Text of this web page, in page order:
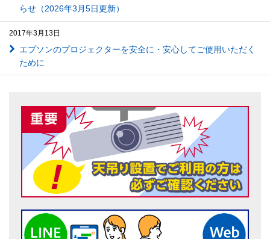
らせ（2026年3月5日更新）
2017年3月13日
エプソンのプロジェクターを安全に・安心してご使用いただく
ために